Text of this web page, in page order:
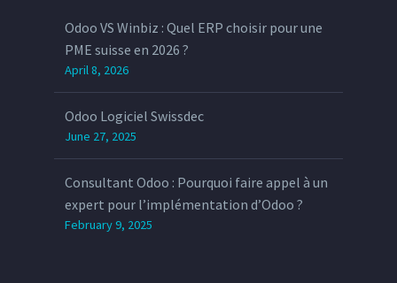
Odoo VS Winbiz : Quel ERP choisir pour une
PME suisse en 2026 ?
April 8, 2026
Odoo Logiciel Swissdec
June 27, 2025
Consultant Odoo : Pourquoi faire appel à un
expert pour l’implémentation d’Odoo ?
February 9, 2025